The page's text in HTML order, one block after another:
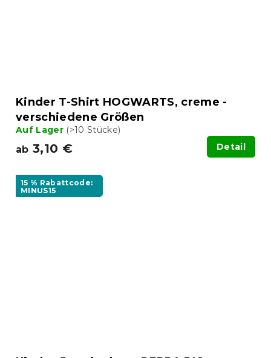
Kinder T-Shirt HOGWARTS, creme -
verschiedene Größen
Auf Lager (>10 Stücke)
ab 3,10 € Detail
15 % Rabattcode:
MINUS15